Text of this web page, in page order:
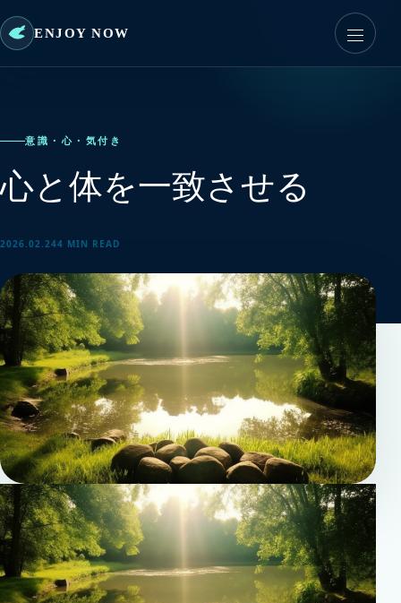
ENJOY NOW
意識・心・気付き
心と体を一致させる
2026.02.244 MIN READ